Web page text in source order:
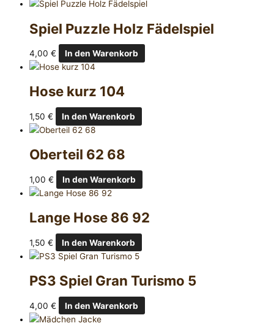
Spiel Puzzle Holz Fädelspiel
4,00 € In den Warenkorb
Hose kurz 104
1,50 € In den Warenkorb
Oberteil 62 68
1,00 € In den Warenkorb
Lange Hose 86 92
1,50 € In den Warenkorb
PS3 Spiel Gran Turismo 5
4,00 € In den Warenkorb